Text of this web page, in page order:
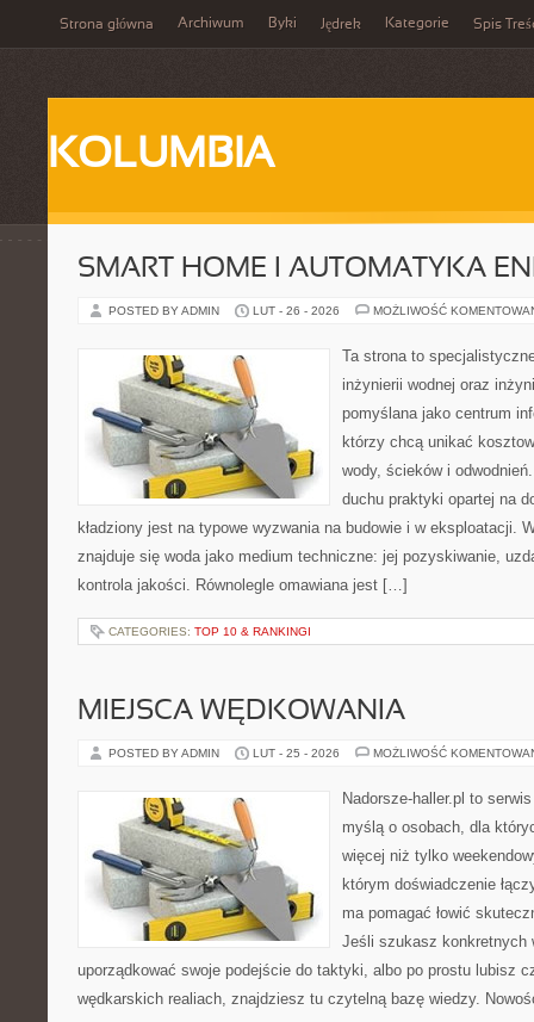
Strona główna Archiwum Byki Jędrek Kategorie Spis
KOLUMBIA
SMART HOME I AUTOMATYKA
POSTED BY ADMIN LUT - 26 - 2026 MOŻLIWOŚĆ
Ta strona to
inżynierii wodnej oraz
pomyślana jako centrum
którzy chcą unikać
wody, ścieków i
duchu praktyki opartej na
kładziony jest na typowe wyzwania na budowie i w eksploatacji.
znajduje się woda jako medium techniczne: jej pozyskiwanie,
kontrola jakości. Równolegle omawiana jest […]
CATEGORIES: TOP 10 & RANKINGI
MIEJSCA WĘDKOWANIA
POSTED BY ADMIN LUT - 25 - 2026 MOŻLIWOŚĆ
Nadorsze-haller.pl to
myślą o osobach, dla
więcej niż tylko
którym doświadczenie
ma pomagać łowić
Jeśli szukasz konkretnych
uporządkować swoje podejście do taktyki, albo po prostu lubisz
wędkarskich realiach, znajdziesz tu czytelną bazę wiedzy.